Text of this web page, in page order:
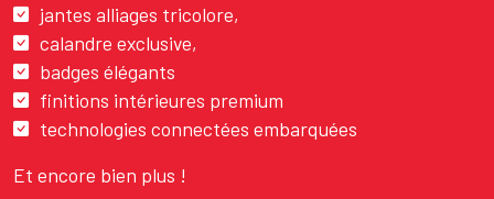
jantes alliages tricolore,
calandre exclusive,
badges élégants
finitions intérieures premium
technologies connectées embarquées
Et encore bien plus !